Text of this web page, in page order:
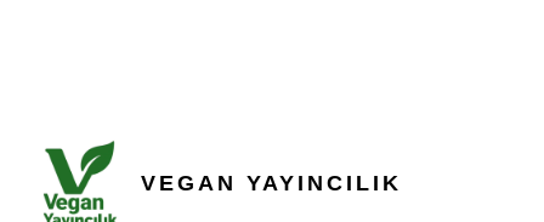
VEGAN YAYINCILIK